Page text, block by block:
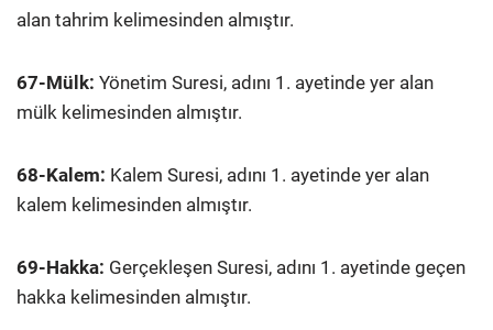
alan tahrim kelimesinden almıştır.
67-Mülk: Yönetim Suresi, adını 1. ayetinde yer alan
mülk kelimesinden almıştır.
68-Kalem: Kalem Suresi, adını 1. ayetinde yer alan
kalem kelimesinden almıştır.
69-Hakka: Gerçekleşen Suresi, adını 1. ayetinde geçen
hakka kelimesinden almıştır.